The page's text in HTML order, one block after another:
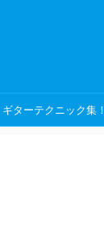
ギターテクニック集